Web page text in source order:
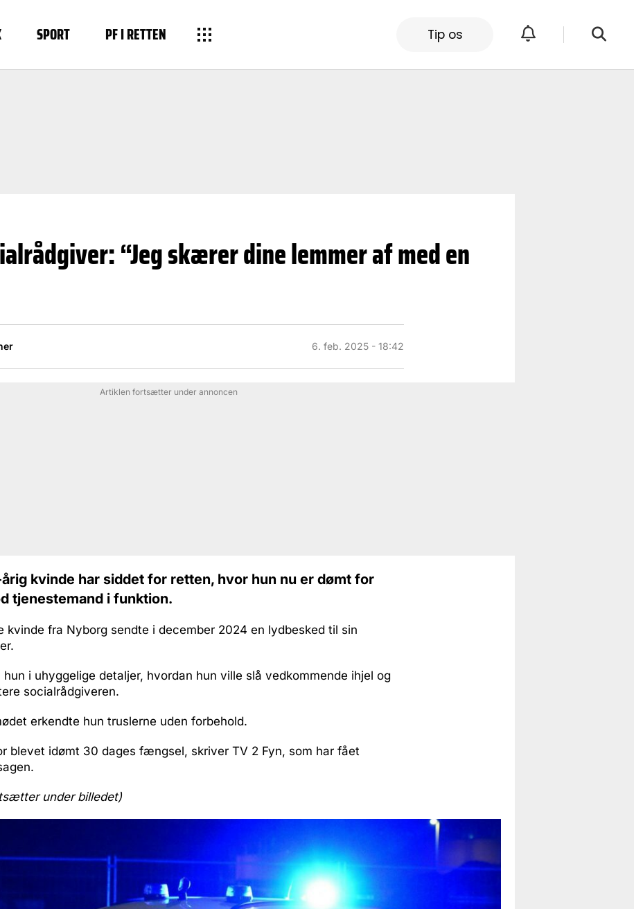
SPORT PF I RETTEN Tip os
“Jeg skærer dine lemmer af med en
6. feb. 2025 - 18:42
Artiklen fortsætter under annoncen
årig kvinde har siddet for retten, hvor hun nu er dømt for
tjenestemand i funktion.
kvinde fra Nyborg sendte i december 2024 en lydbesked til sin
hun i uhyggelige detaljer, hvordan hun ville slå vedkommende ihjel og
socialrådgiveren.
erkendte hun truslerne uden forbehold.
blevet idømt 30 dages fængsel, skriver TV 2 Fyn, som har fået
under billedet)